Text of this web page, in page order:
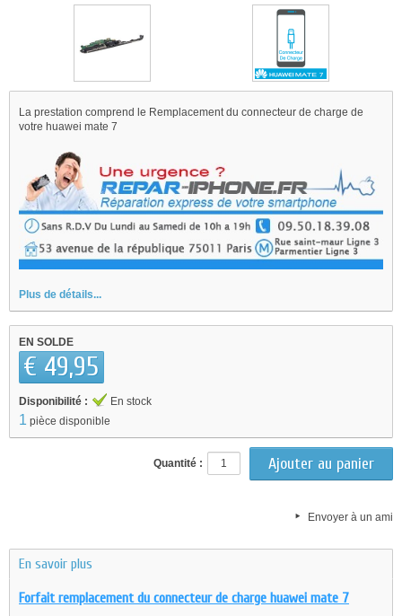
La prestation comprend le Remplacement du connecteur de charge de
votre huawei mate 7
Plus de détails...
EN SOLDE
€ 49,95
Disponibilité : En stock
1 pièce disponible
Quantité :
Envoyer à un ami
En savoir plus
Forfait remplacement du connecteur de charge huawei mate 7